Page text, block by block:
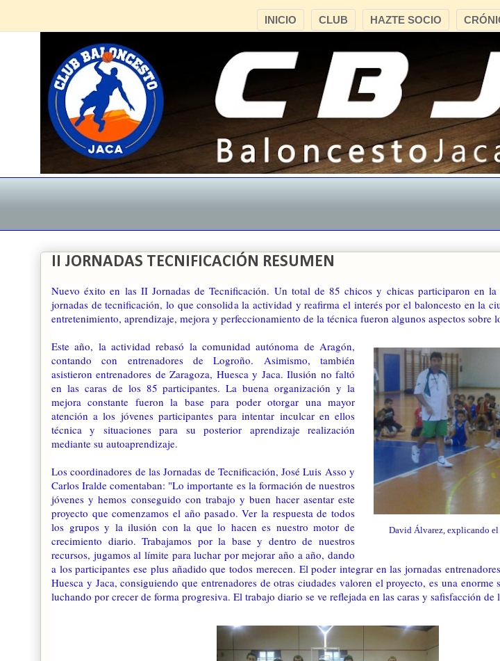
HAZTE SOCIO
CLUB
INICIO
II JORNADAS TECNIFICACIÓN RESUMEN
Nuevo éxito en las II Jornadas de Tecnificación. Un total de 85 chicos y chicas participaron en la
jornadas de tecnificación, lo que consolida la actividad y reafirma el interés por el baloncesto en la
entretenimiento, aprendizaje, mejora y perfeccionamiento de la técnica fueron algunos aspectos sobre
David Álvarez, explicando
Este año, la actividad rebasó la comunidad autónoma de Aragón,
contando con entrenadores de Logroño. Asimismo, también
asistieron entrenadores de Zaragoza, Huesca y Jaca. Ilusión no faltó
en las caras de los 85 participantes. La buena organización y la
mejora constante fueron la base para poder otorgar una mayor
atención a los jóvenes participantes para intentar inculcar en ellos
técnica y situaciones para su posterior aprendizaje realización
mediante su autoaprendizaje.
Los coordinadores de las Jornadas de Tecnificación, José Luis Asso y
Carlos Iralde comentaban: "Lo importante es la formación de nuestros
jóvenes y hemos conseguido con trabajo y buen hacer asentar este
proyecto que comenzamos el año pasado. Ver la respuesta de todos
los grupos y la ilusión con la que lo hacen es nuestro motor de
crecimiento diario. Trabajamos por la base y dentro de nuestros
recursos, jugamos al límite para luchar por mejorar año a año, dando
a los participantes ese plus añadido que todos merecen. El poder integrar en las jornadas
Huesca y Jaca, consiguiendo que entrenadores de otras ciudades valoren el proyecto, es una enorme
luchando por crecer de forma progresiva. El trabajo diario se ve reflejada en las caras y safisfacción de